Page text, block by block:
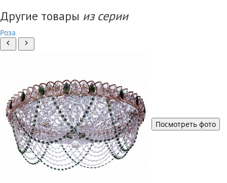
Другие товары из серии
Роза
Посмотреть фото